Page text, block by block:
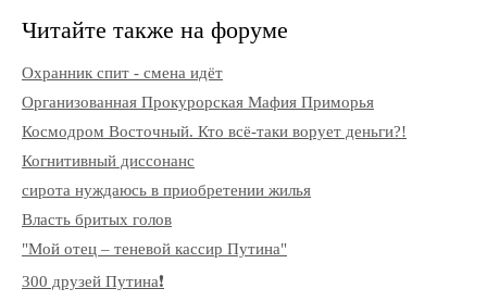
Читайте также на форуме
Охранник спит - смена идёт
Организованная Прокурорская Мафия Приморья
Космодром Восточный. Кто всё-таки ворует деньги?!
Когнитивный диссонанс
сирота нуждаюсь в приобретении жилья
Власть бритых голов
"Мой отец – теневой кассир Путина"
300 друзей Путина❗️